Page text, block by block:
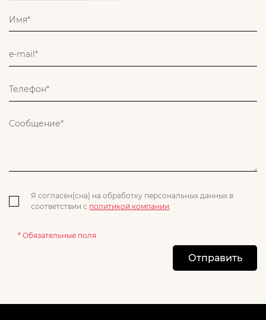
Я согласен(сна) на обработку персональных данных в
соответствии с политикой компании.
* Обязательные поля
Отправить